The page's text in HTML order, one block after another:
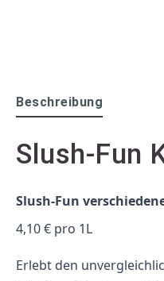
Beschreibung
Slush-Fun
Slush-Fun
4,10 € pro 1L
Erlebt den